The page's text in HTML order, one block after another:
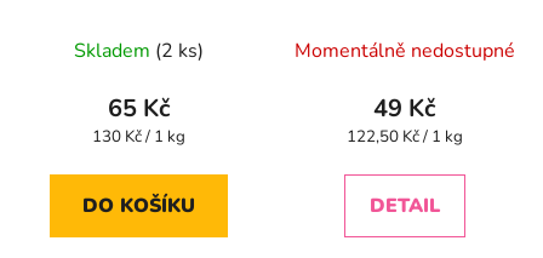
Skladem (2 ks)
65 Kč
Měrná
130 Kč / 1 kg
DO KOŠÍKU
Momentálně nedostupné
49 Kč
Měrná
122,50 Kč / 1 kg
DETAIL